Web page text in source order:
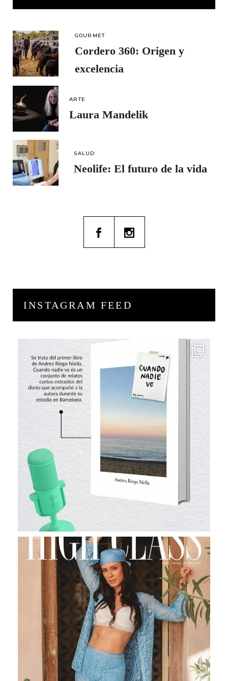
GOURMET
Cordero 360: Origen y
excelencia
ARTE
Laura Mandelik
SALUD
Neolife: El futuro de la vida
INSTAGRAM FEED